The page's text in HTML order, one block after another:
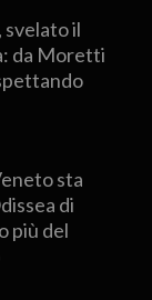
svelato il
da Moretti
sta
di
più del